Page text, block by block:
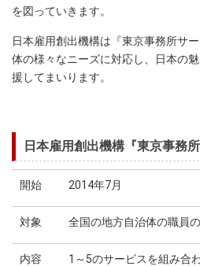
を図っていきます。
日本雇用創出機構は『東京事務所サ
体の様々なニーズに対応し、日本の
援してまいります。
日本雇用創出機構『東京事務
開始 2014年7月
対象 全国の地方自治体の職員
内容
1～5のサービスを組み合